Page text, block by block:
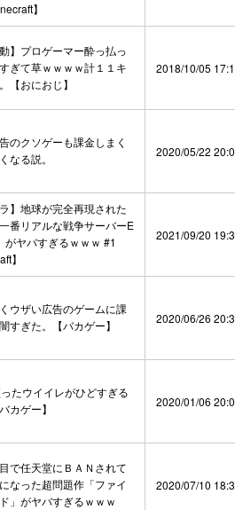
】
動】プロゲーマー酔っ払っ
ぎて草ｗｗｗｗ計１１キ
【おにおじ】
2018/10/05
のクソゲーも課金しまく
なる説。
2020/05/22
ラ】地球が完全再現された
一番リアルな戦争サーバーE
がヤバすぎるｗｗｗ #1
】
2021/09/20
ウザい広告のゲームに課
すぎた。【バカゲー】
2020/06/26
たウイイレがひどすぎる
カゲー】
2020/01/06
で任天堂にＢＡＮされて
なった超問題作「ファイ
」がヤバすぎるｗｗｗ
2020/07/10